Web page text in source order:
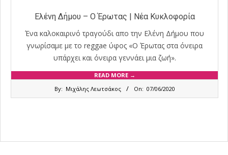
Ελένη Δήμου – Ο Έρωτας | Νέα Κυκλοφορία
Ένα καλοκαιρινό τραγούδι απο την Ελένη Δήμου που
γνωρίσαμε με το reggae ύφος «Ο Έρωτας στα όνειρα
υπάρχει και όνειρα γεννάει μια ζωή».
READ MORE →
By: Μιχάλης Λεωτσάκος On: 07/06/2020